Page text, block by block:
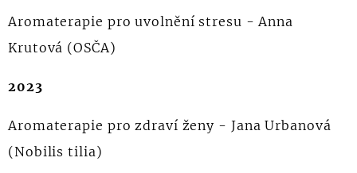
Aromaterapie pro uvolnění stresu - Anna
Krutová (OSČA)
2023
Aromaterapie pro zdraví ženy - Jana Urbanová
(Nobilis tilia)